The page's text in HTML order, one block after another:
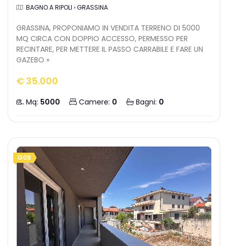
BAGNO A RIPOLI › GRASSINA
GRASSINA, PROPONIAMO IN VENDITA TERRENO DI 5000
MQ CIRCA CON DOPPIO ACCESSO, PERMESSO PER
RECINTARE, PER METTERE IL PASSO CARRABILE E FARE UN
GAZEBO »
€ 35.000
Mq: 5000 Camere: 0 Bagni: 0
G09